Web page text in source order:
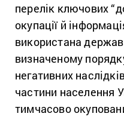
перелік ключових
окупації й
використана
визначеному
негативних
частини населення
тимчасово